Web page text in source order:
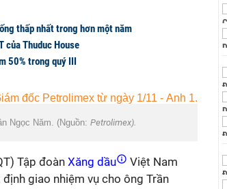
thấp nhất trong hơn một năm
của Thuduc House
50% trong quý III
Ngọc Năm. (Nguồn: Petrolimex).
Tập đoàn Xăng dầu
Việt Nam
giao nhiệm vụ cho ông Trần